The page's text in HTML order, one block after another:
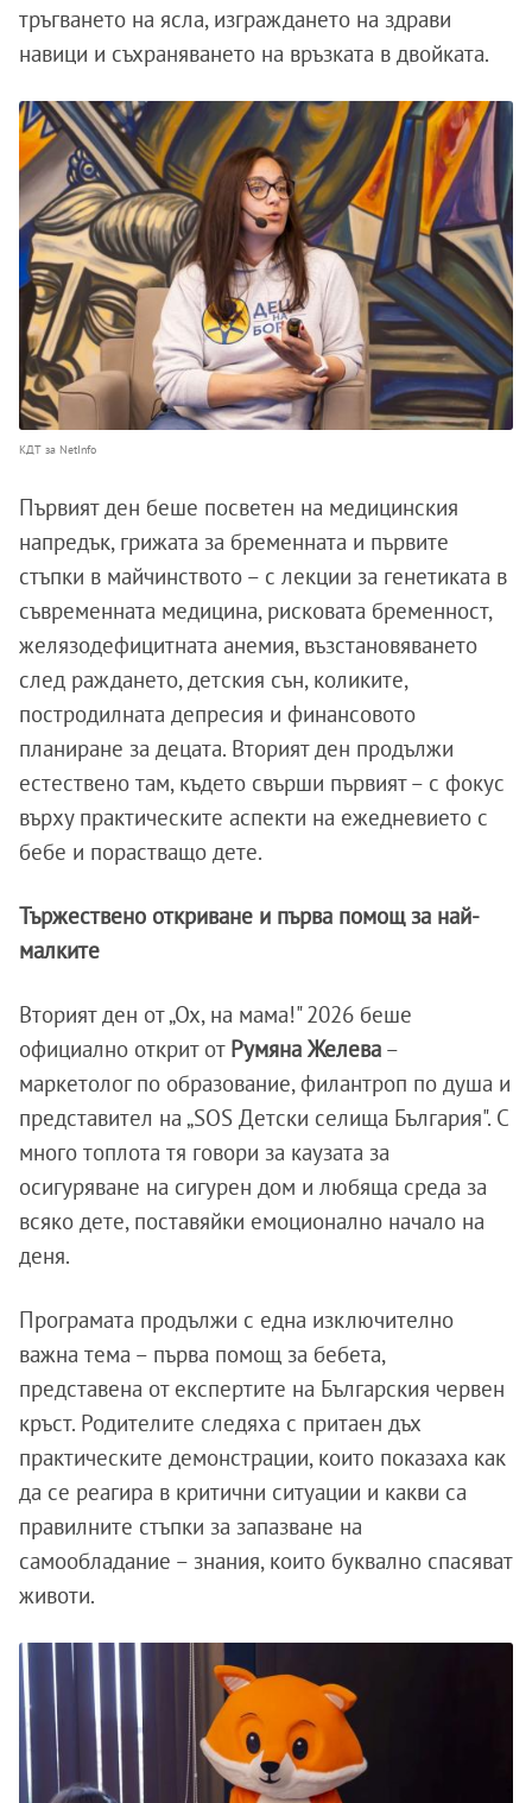
тръгването на ясла, изграждането на здрави
навици и съхраняването на връзката в двойката.
КДТ за NetInfo
Първият ден беше посветен на медицинския
напредък, грижата за бременната и първите
стъпки в майчинството – с лекции за генетиката в
съвременната медицина, рисковата бременност,
желязодефицитната анемия, възстановяването
след раждането, детския сън, коликите,
постродилната депресия и финансовото
планиране за децата. Вторият ден продължи
естествено там, където свърши първият – с фокус
върху практическите аспекти на ежедневието с
бебе и порастващо дете.
Тържествено откриване и първа помощ за най-
малките
Вторият ден от „Ох, на мама!" 2026 беше
официално открит от Румяна Желева –
маркетолог по образование, филантроп по душа и
представител на „SOS Детски селища България". С
много топлота тя говори за каузата за
осигуряване на сигурен дом и любяща среда за
всяко дете, поставяйки емоционално начало на
деня.
Програмата продължи с една изключително
важна тема – първа помощ за бебета,
представена от експертите на Българския червен
кръст. Родителите следяха с притаен дъх
практическите демонстрации, които показаха как
да се реагира в критични ситуации и какви са
правилните стъпки за запазване на
самообладание – знания, които буквално спасяват
животи.